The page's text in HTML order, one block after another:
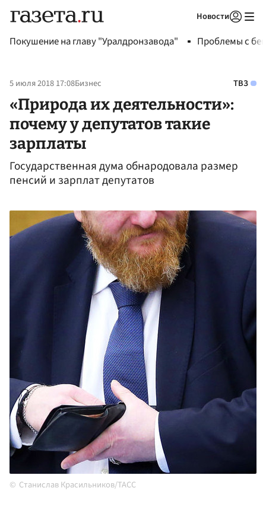
Новости
Покушение на главу "Уралдронзавода" Проблемы с
5 июля 2018 17:08Бизнес ТВЗ
«Природа их деятельности»:
почему у депутатов такие
зарплаты
Государственная дума обнародовала размер
пенсий и зарплат депутатов
Станислав Красильников/ТАСС